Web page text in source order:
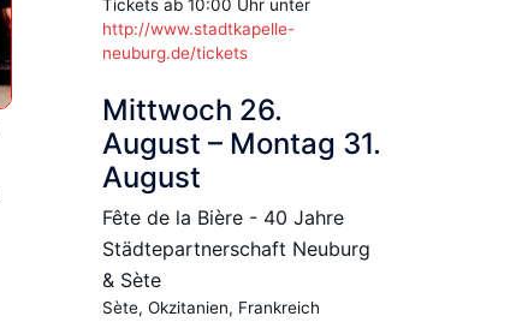
Tickets ab 10:00 Uhr unter
http://www.stadtkapelle-
neuburg.de/tickets
Mittwoch 26.
August – Montag 31.
August
Fête de la Bière - 40 Jahre
Städtepartnerschaft Neuburg
& Sète
Sète, Okzitanien, Frankreich